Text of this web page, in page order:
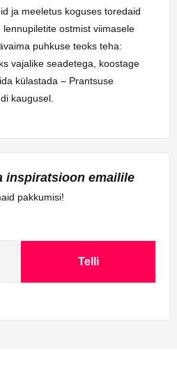
ja meeletus koguses toredaid
ostmist viimasele
puhkuse teoks teha:
vajalike seadetega, koostage
külastada – Prantsuse
kaugusel.
inspiratsioon emailile
pakkumisi!
Telli